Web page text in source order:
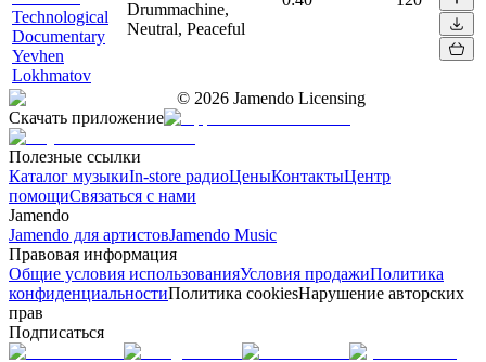
Technological
Documentary
Yevhen
Lokhmatov
Drummachine,
Neutral, Peaceful
© 2026 Jamendo Licensing
Скачать приложение
Полезные ссылки
Каталог музыкиIn-store радиоЦеныКонтактыЦентр
помощиСвязаться с нами
Jamendo
Jamendo для артистовJamendo Music
Правовая информация
Общие условия использованияУсловия продажиПолитика
конфиденциальностиПолитика cookiesНарушение авторских
прав
Подписаться